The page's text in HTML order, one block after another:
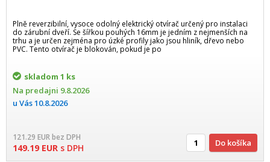
Plně reverzibilní, vysoce odolný elektrický otvírač určený pro instalaci
do zárubní dveří. Se šířkou pouhých 16mm je jedním z nejmenších na
trhu a je určen zejména pro úzké profily jako jsou hliník, dřevo nebo
PVC. Tento otvírač je blokován, pokud je po
skladom 1 ks
Na predajni 9.8.2026
u Vás10.8.2026
121.29 EURbez DPH
149.19 EUR s DPH Do košíka